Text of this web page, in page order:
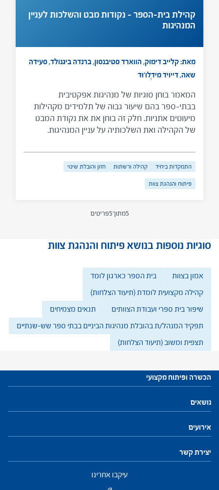
קהילת בית-הספר – נקודות מבט והשלכות לעניין
המנהיגות
מאת: קלייב דימוק, הווארד סטיבנסון, ברנדה ביגנולד, סעידה
שאה, דייויד מידְלו'וּד
המאמר בוחן סוגיות של מנהיגות אפקטיבית
בבתי-ספר בהם שיעור גבוה של תלמידים מקהילות
מיעוטים אתניות. חלק זה בוחן את את נקודת המבט
של הקהילה ואת השלכותיה על עניין המנהיגות.
התמקדות ביחיד קהילה ורשתות חזון והובלת שינוי
פיתוח והנהגת צוות
5מתוך5פריטים
סוגיות נוספות בנושא פיתוח והנהגת צוות
אמון בצוות
בית הספר כארגון לומד
קהילה מקצועית לומדת (תיעוד הצלחות)
שיפור בית ספרי ועבודת הצוותים
תנאים מצמיחים
תפקיד המנהל/ת בהובלת מנהיגות הביניים בבתי ספר שש-שנתיים
תצפית ומשוב (תיעוד הצלחות)
הכשרה ופיתוח מקצועי
התוכנית להכשרת מנהלי בתי ספר
פיתוח מקצועי למנהלים ולמנהלות
פיתוח מקצועי למפקחים ולמפקחות
נושאים
התמקדות ביחיד
אירועים
יצירת קשר
עיקבו אחרינו